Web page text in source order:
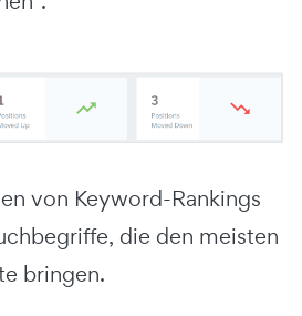
von Keyword-Rankings
die den meisten
bringen.